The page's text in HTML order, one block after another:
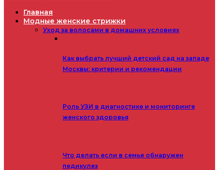
Главная
Модные женские стрижки
Уход за волосами в домашних условиях
Как выбрать лучший детский сад на западе
Москвы: критерии и рекомендации
Роль УЗИ в диагностике и мониторинге
женского здоровья
Что делать если в семье обнаружен
педикулез